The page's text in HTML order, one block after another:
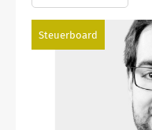
Steuerboard